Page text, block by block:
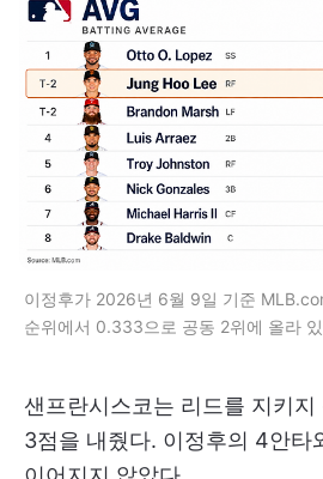
이정후가 2026년 6월 9일 기준
순위에서 0.333으로 공동 2위에 올라
샌프란시스코는 리드를 지키
3점을 내줬다. 이정후의 4안타